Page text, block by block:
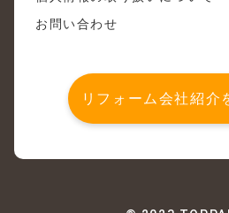
お問い合わせ
リフォーム会社紹介